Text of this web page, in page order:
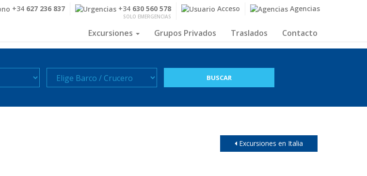
+34 627 236 837 +34 630 560 578
SOLO EMERGENCIAS
Acceso Agencias
Excursiones Grupos Privados Traslados Contacto
Crucero
Excursiones en Italia